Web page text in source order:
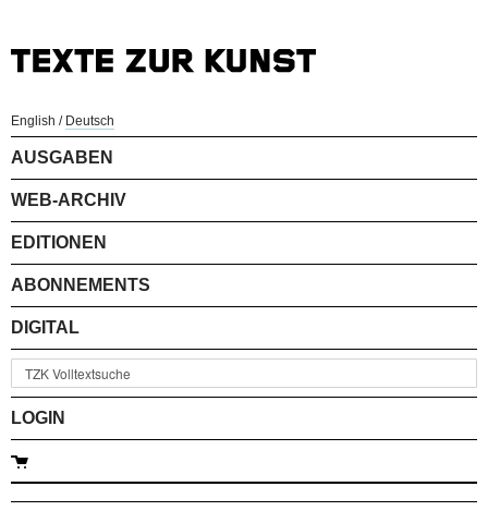
English / Deutsch
AUSGABEN
WEB-ARCHIV
EDITIONEN
ABONNEMENTS
DIGITAL
LOGIN